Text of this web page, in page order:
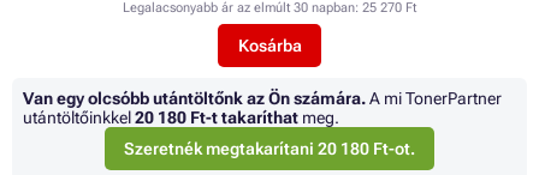
Legalacsonyabb ár az elmúlt 30 napban: 25 270 Ft
Kosárba
Van egy olcsóbb utántöltőnk az Ön számára.A mi TonerPartner
utántöltőinkkel20 180 Ft-t takaríthat meg.
Szeretnék megtakarítani 20 180 Ft-ot.